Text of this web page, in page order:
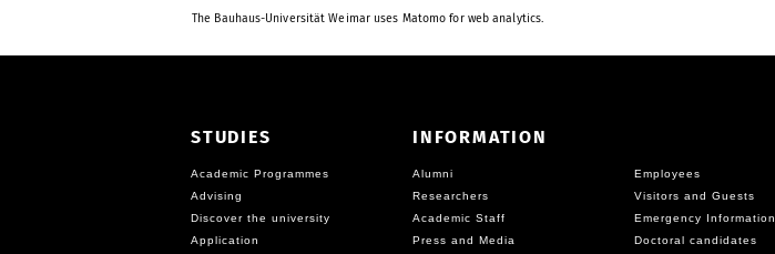
The Bauhaus-Universität Weimar uses Matomo for web analytics.
STUDIES
Academic Programmes
Advising
Discover the university
Application
INFORMATION
Alumni
Employees
Researchers
Visitors and Guests
Academic Staff
Emergency Information
Press and Media
Doctoral candidates